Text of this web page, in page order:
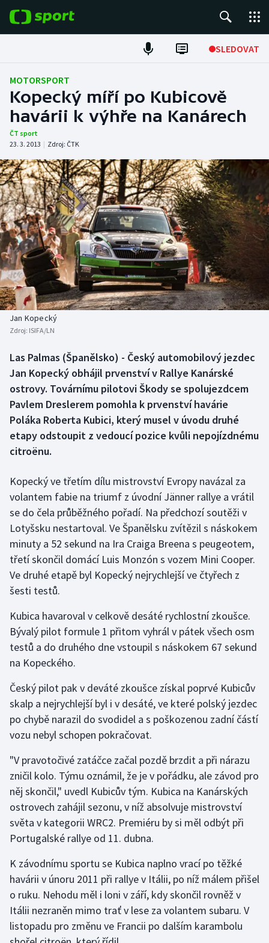
SLEDOVAT
Fotbal
Hokej
Tenis
Atletika
Cyklistika
DALŠÍ SPORTY
Americký fotbal
Baseball a softbal
Basketbal
Biatlon
Boby a skeleton
Box
Curling
Dostihy
Florbal
Futsal
Golf
Gymnastika
Házená
Jezdectví
Judo
Krasobruslení
Lezení
Lyže a snowboard
Moderní pětiboj
Motorsport
Olympijské hry
Plavání
Plážový volejbal
NEPŘEHLÉDNĚTE
Soutěže
Historické návraty
Aplikace ČT sport
AZ kvíz
MOTORSPORT
Kopecký míří po Kubicově
havárii k výhře na Kanárech
ČT sport
23. 3. 2013 | Zdroj: ČTK
Jan Kopecký
Zdroj: ISIFA/LN
Las Palmas (Španělsko) - Český automobilový jezdec
Jan Kopecký obhájil prvenství v Rallye Kanárské
ostrovy. Továrnímu pilotovi Škody se spolujezdcem
Pavlem Dreslerem pomohla k prvenství havárie
Poláka Roberta Kubici, který musel v úvodu druhé
etapy odstoupit z vedoucí pozice kvůli nepojízdnému
citroënu.
Kopecký ve třetím dílu mistrovství Evropy navázal za
volantem fabie na triumf z úvodní Jänner rallye a vrátil
se do čela průběžného pořadí. Na předchozí soutěži v
Lotyšsku nestartoval. Ve Španělsku zvítězil s náskokem
minuty a 52 sekund na Ira Craiga Breena s peugeotem,
třetí skončil domácí Luis Monzón s vozem Mini Cooper.
Ve druhé etapě byl Kopecký nejrychlejší ve čtyřech z
šesti testů.
Kubica havaroval v celkově desáté rychlostní zkoušce.
Bývalý pilot formule 1 přitom vyhrál v pátek všech osm
testů a do druhého dne vstoupil s náskokem 67 sekund
na Kopeckého.
Český pilot pak v deváté zkoušce získal poprvé Kubicův
skalp a nejrychlejší byl i v desáté, ve které polský jezdec
po chybě narazil do svodidel a s poškozenou zadní částí
vozu nebyl schopen pokračovat.
"V pravotočivé zatáčce začal pozdě brzdit a při nárazu
zničil kolo. Týmu oznámil, že je v pořádku, ale závod pro
něj skončil," uvedl Kubicův tým. Kubica na Kanárských
ostrovech zahájil sezonu, v níž absolvuje mistrovství
světa v kategorii WRC2. Premiéru by si měl odbýt při
Portugalské rallye od 11. dubna.
K závodnímu sportu se Kubica naplno vrací po těžké
havárii v únoru 2011 při rallye v Itálii, po níž málem přišel
o ruku. Nehodu měl i loni v září, kdy skončil rovněž v
Itálii nezraněn mimo trať v lese za volantem subaru. V
listopadu pro změnu ve Francii po dalším karambolu